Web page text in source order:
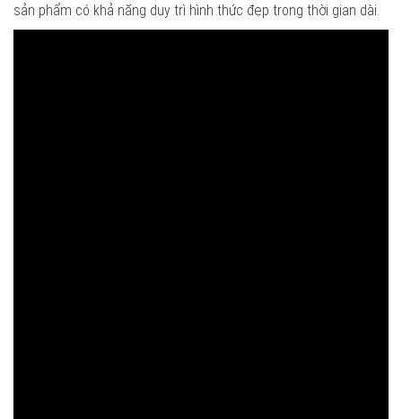
sản phẩm có khả năng duy trì hình thức đẹp trong thời gian dài.